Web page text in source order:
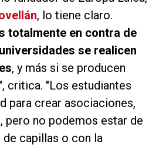
, lo tiene claro.
totalmente en contra de
se realicen
, y más si se producen
critica. "Los estudiantes
para crear asociaciones,
pero no podemos estar de
capillas o con la